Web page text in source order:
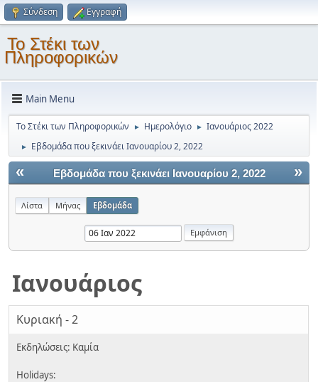
Σύνδεση Εγγραφή
Το Στέκι των
Πληροφορικών
Main Menu
Το Στέκι των Πληροφορικών ► Ημερολόγιο ► Ιανουάριος 2022
► Εβδομάδα που ξεκινάει Ιανουαρίου 2, 2022
« »
Εβδομάδα που ξεκινάει Ιανουαρίου 2, 2022
Λίστα Μήνας Εβδομάδα
Ιανουάριος
Κυριακή - 2